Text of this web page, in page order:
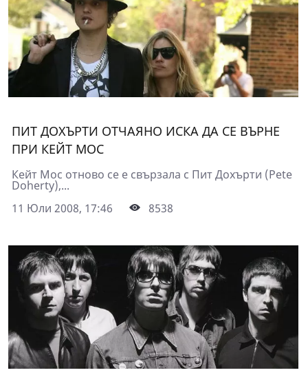
ПИТ ДОХЪРТИ ОТЧАЯНО ИСКА ДА СЕ ВЪРНЕ
ПРИ КЕЙТ МОС
Кейт Мос отново се е свързала с Пит Дохърти (Pete
Doherty),...
11 Юли 2008, 17:46
8538